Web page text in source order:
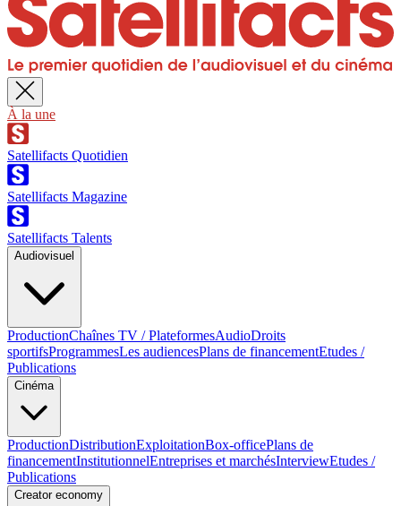
À la une
Satellifacts Quotidien
Satellifacts Magazine
Satellifacts Talents
Audiovisuel
ProductionChaînes TV / PlateformesAudioDroits
sportifsProgrammesLes audiencesPlans de financementEtudes /
Publications
Cinéma
ProductionDistributionExploitationBox-officePlans de
financementInstitutionnelEntreprises et marchésInterviewEtudes /
Publications
Creator economy